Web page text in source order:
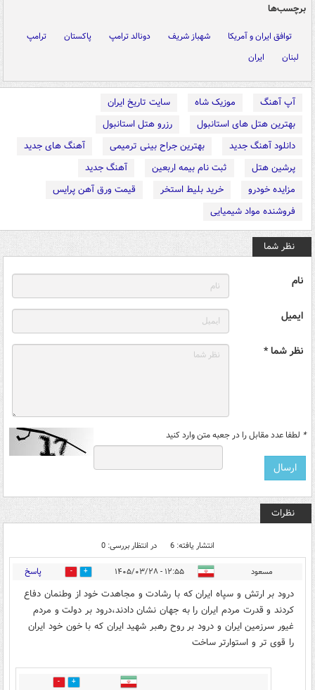
برچسب‌ها
توافق ایران و آمریکا شهباز شریف دونالد ترامپ پاکستان
ترامپ
لبنان
ایران
آپ آهنگ موزیک شاه
سایت تاریخ ایران
بهترین هتل های استانبول
رزرو هتل استانبول
دانلود آهنگ جدید
بهترین جراح بینی ترمیمی
آهنگ های جدید
پرشین هتل
ثبت نام بیمه اربعین
آهنگ جدید
مزایده خودرو
خرید بلیط استخر
قیمت ورق آهن پرایس
فروشنده مواد شیمیایی
نظر شما
نام
ایمیل
نظر شما *
* لطفا عدد مقابل را در جعبه متن وارد کنید
نظرات
انتشار یافته: 6 در انتظار بررسی: 0
مسعود ۱۲:۵۵ - ۱۴۰۵/۰۳/۲۸ 2 پاسخ
درود بر ارتش و سپاه ایران که با رشادت و مجاهدت خود از وطنمان دفاع
کردند و قدرت مردم ایران را به جهان نشان دادند،درود بر دولت و مردم
غیور سرزمین ایران و درود بر روح رهبر شهید ایران که با خون خود ایران
را قوی تر و استوارتر ساخت
1